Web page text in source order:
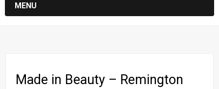
MENU
Made in Beauty – Remington